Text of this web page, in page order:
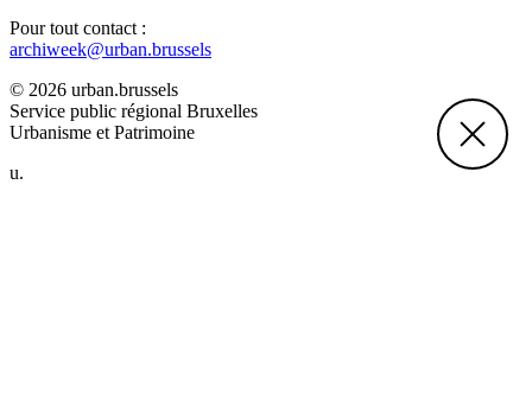
Pour tout contact :
archiweek@urban.brussels
© 2026 urban.brussels
Service public régional Bruxelles
Urbanisme et Patrimoine
u.